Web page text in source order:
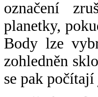
označení
planetky,
Body lze
zohledněn
se pak